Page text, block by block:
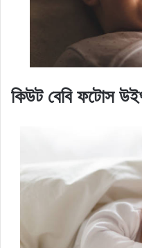
কিউট বেবি ফটোস